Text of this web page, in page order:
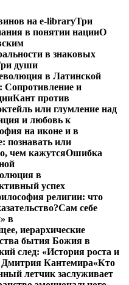
на e-libraryТри
в понятии нацииО
в знаковых
души
в Латинской
Сопротивление и
Кант против
или глумление над
и любовь к
на иконе и в
познавать или
чем кажутсяОшибка
в
успех
религии: что
Сам себе
в
иерархические
бытия Божия в
след: «История роста и
Дмитрия Кантемира«Кто
летчик заслуживает